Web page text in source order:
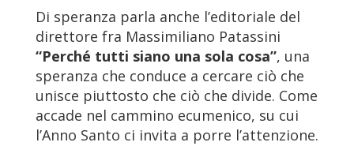
Di speranza parla anche l’editoriale del
direttore fra Massimiliano Patassini
“Perché tutti siano una sola cosa”, una
speranza che conduce a cercare ciò che
unisce piuttosto che ciò che divide. Come
accade nel cammino ecumenico, su cui
l’Anno Santo ci invita a porre l’attenzione.